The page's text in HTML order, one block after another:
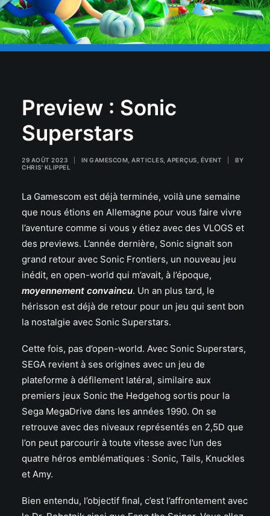
Preview : Sonic
Superstars
29 AOÛT 2023 IN GAMESCOM ARTICLES APERÇUS ÉVENT
BY
CHRIS' KLIPPEL
La Gamescom est déjà terminée, voilà une semaine
que nous étions en Allemagne pour vous faire vivre
l’aventure comme si vous y étiez avec des VLOGS et
des previews. L’année dernière, Sonic signait son
grand retour avec Sonic Frontiers, un nouveau jeu
inédit, en open-world qui m’avait, à l’époque,
moyennement convaincu. Un an plus tard, le
hérisson est déjà de retour pour un jeu qui sent bon
la nostalgie avec Sonic Superstars.
Cette fois, pas d’open-world. Avec Sonic Superstars,
SEGA revient à ses origines avec un jeu de
plateforme à défilement latéral, similaire aux
premiers jeux Sonic the Hedgehog sortis pour la
Sega MegaDrive dans les années 1990. On se
retrouve avec des niveaux représentés en 2,5D que
l’on peut parcourir à toute vitesse avec l’un des
quatre héros emblématiques : Sonic, Tails, Knuckles
et Amy.
Bien entendu, l’objectif final, c’est l’affrontement avec